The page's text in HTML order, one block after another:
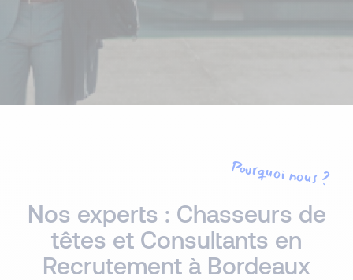
Pourquoi nous ?
Nos experts : Chasseurs de
têtes et Consultants en
Recrutement à Bordeaux